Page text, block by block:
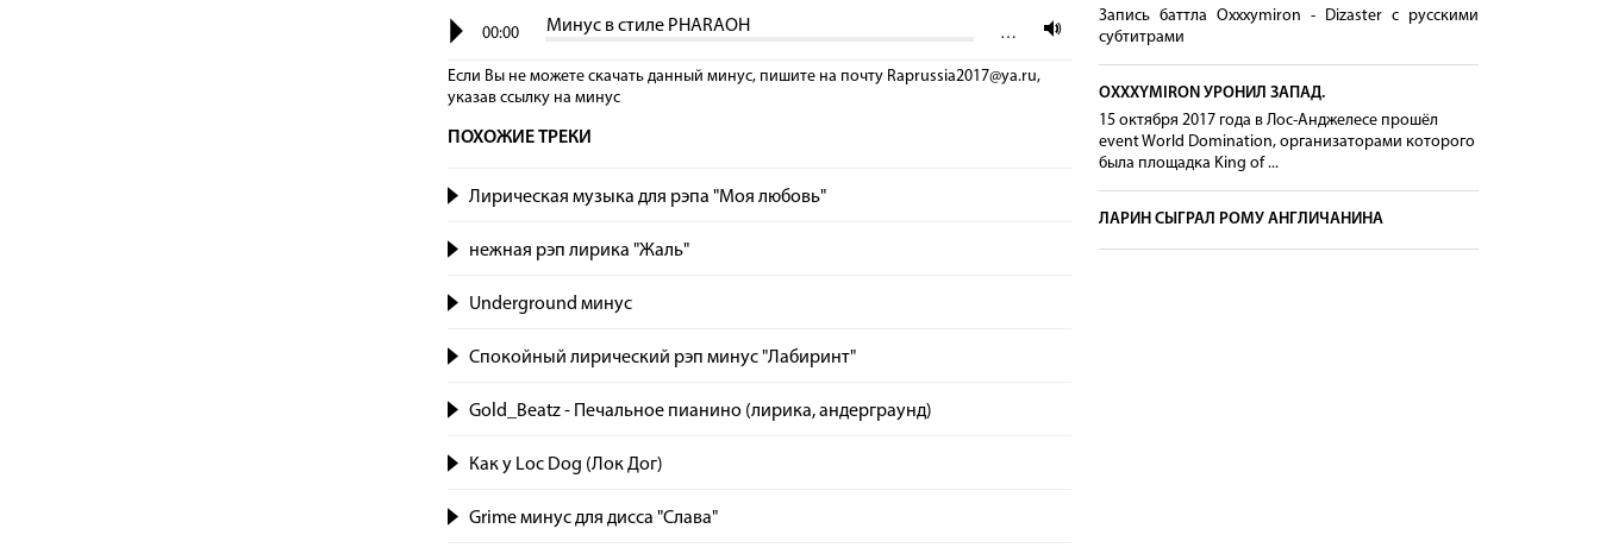
Минус в стиле PHARAOH
00:00 …
Если Вы не можете скачать данный минус, пишите на почту Raprussia2017@ya.ru,
указав сcылку на минус
ПОХОЖИЕ ТРЕКИ
Лирическая музыка для рэпа "Моя любовь"
нежная рэп лирика "Жаль"
Underground минус
Спокойный лирический рэп минус "Лабиринт"
Gold_Beatz - Печальное пианино (лирика, андерграунд)
Как у Loc Dog (Лок Дог)
Grime минус для дисса "Слава"
Запись баттла Oxxxymiron - Dizaster с русскими
субтитрами
OXXXYMIRON УРОНИЛ ЗАПАД.
15 октября 2017 года в Лос-Анджелесе прошёл
event World Domination, организаторами которого
была площадка King of ...
ЛАРИН СЫГРАЛ РОМУ АНГЛИЧАНИНА